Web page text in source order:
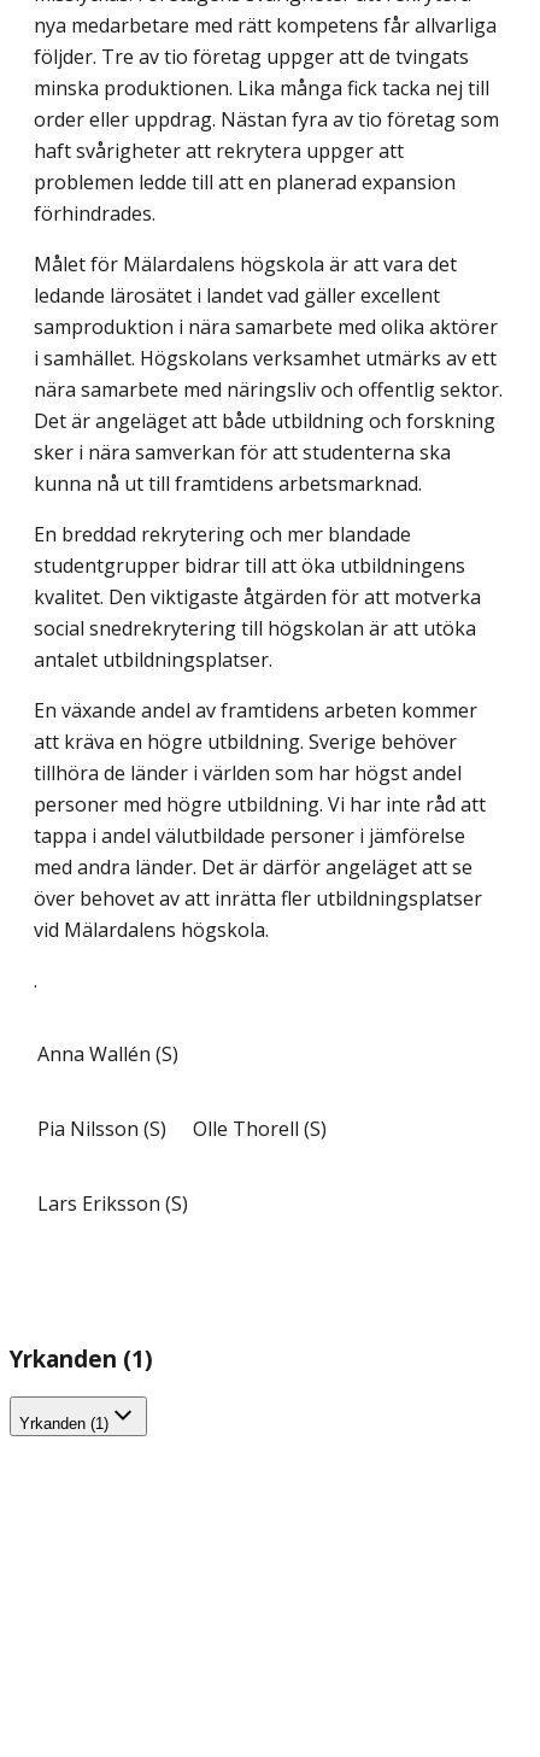
nya medarbetare med rätt kompetens får allvarliga
följder. Tre av tio företag uppger att de tvingats
minska produktionen. Lika många fick tacka nej till
order eller uppdrag. Nästan fyra av tio företag som
haft svårigheter att rekrytera uppger att
problemen ledde till att en planerad expansion
förhindrades.
Målet för Mälardalens högskola är att vara det
ledande lärosätet i landet vad gäller excellent
samproduktion i nära samarbete med olika aktörer
i samhället. Högskolans verksamhet utmärks av ett
nära samarbete med näringsliv och offentlig sektor.
Det är angeläget att både utbildning och forskning
sker i nära samverkan för att studenterna ska
kunna nå ut till framtidens arbetsmarknad.
En breddad rekrytering och mer blandade
studentgrupper bidrar till att öka utbildningens
kvalitet. Den viktigaste åtgärden för att motverka
social snedrekrytering till högskolan är att utöka
antalet utbildningsplatser.
En växande andel av framtidens arbeten kommer
att kräva en högre utbildning. Sverige behöver
tillhöra de länder i världen som har högst andel
personer med högre utbildning. Vi har inte råd att
tappa i andel välutbildade personer i jämförelse
med andra länder. Det är därför angeläget att se
över behovet av att inrätta fler utbildningsplatser
vid Mälardalens högskola.
.
Anna Wallén (S)
Pia Nilsson (S) Olle Thorell (S)
Lars Eriksson (S)
Yrkanden (1)
Yrkanden (1)